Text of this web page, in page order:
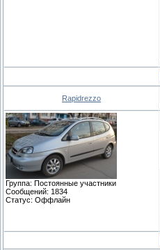
Rapidrezzo
Группа: Постоянные участники
Сообщений: 1834
Статус: Оффлайн